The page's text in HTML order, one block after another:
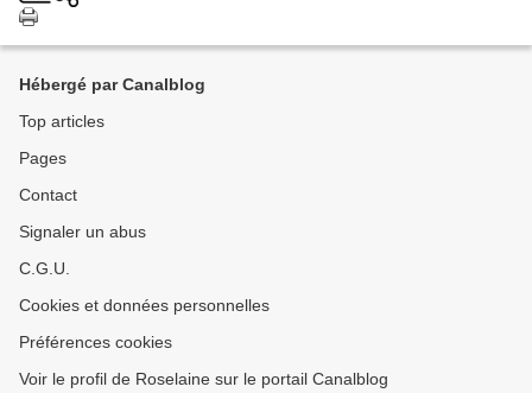
Hébergé par Canalblog
Top articles
Pages
Contact
Signaler un abus
C.G.U.
Cookies et données personnelles
Préférences cookies
Voir le profil de Roselaine sur le portail Canalblog